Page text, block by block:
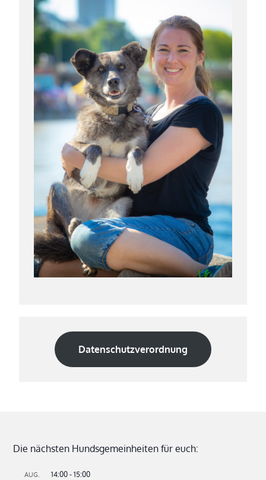
Datenschutzverordnung
Die nächsten Hundsgemeinheiten für euch:
AUG. 14:00 -15:00